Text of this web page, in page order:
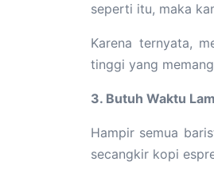
seperti itu, maka
Karena ternyata,
tinggi yang
3. Butuh Waktu
Hampir semua
secangkir kopi